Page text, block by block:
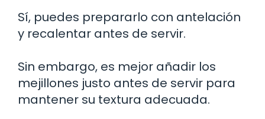
Sí, puedes prepararlo con antelación
y recalentar antes de servir.
Sin embargo, es mejor añadir los
mejillones justo antes de servir para
mantener su textura adecuada.